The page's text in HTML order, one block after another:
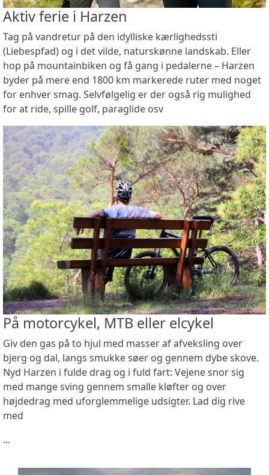
Aktiv ferie i Harzen
Tag på vandretur på den idylliske kærlighedssti
(Liebespfad) og i det vilde, naturskønne landskab. Eller
hop på mountainbiken og få gang i pedalerne – Harzen
byder på mere end 1800 km markerede ruter med noget
for enhver smag. Selvfølgelig er der også rig mulighed
for at ride, spille golf, paraglide osv
På motorcykel, MTB eller elcykel
Giv den gas på to hjul med masser af afveksling over
bjerg og dal, langs smukke søer og gennem dybe skove.
Nyd Harzen i fulde drag og i fuld fart: Vejene snor sig
med mange sving gennem smalle kløfter og over
højdedrag med uforglemmelige udsigter. Lad dig rive
med
...